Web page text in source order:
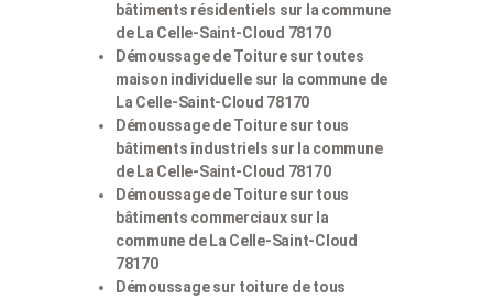
bâtiments résidentiels sur la commune
de La Celle-Saint-Cloud 78170
Démoussage de Toiture sur toutes
maison individuelle sur la commune de
La Celle-Saint-Cloud 78170
Démoussage de Toiture sur tous
bâtiments industriels sur la commune
de La Celle-Saint-Cloud 78170
Démoussage de Toiture sur tous
bâtiments commerciaux sur la
commune de La Celle-Saint-Cloud
78170
Démoussage sur toiture de tous